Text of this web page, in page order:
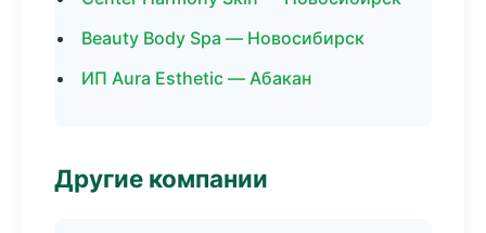
Beauty Body Spa — Новосибирск
ИП Aura Esthetic — Абакан
Другие компании